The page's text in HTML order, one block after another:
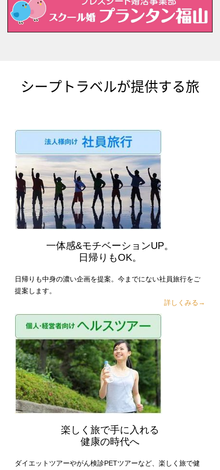
シープトラベルが提供する旅
一体感&モチベーションUP。
日帰りもOK。
日帰りも中身の濃い企画を提案。今までにない社員旅行をご
提案します。
詳しくみる→
楽しく旅で手に入れる
健康の時代へ
ダイエットツアーやがん検診PETツアーなど、楽しく旅で健